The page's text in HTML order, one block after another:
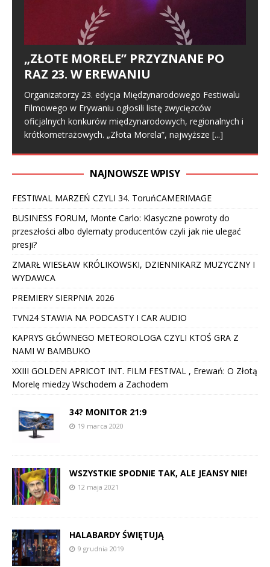
„ZŁOTE MORELE” PRZYZNANE PO
RAZ 23. W EREWANIU
Organizatorzy 23. edycja Międzynarodowego Festiwalu
Filmowego w Erywaniu ogłosili listę zwycięzców
oficjalnych konkurów międzynarodowych, regionalnych i
krótkometrażowych. „Złota Morela”, najwyższe [...]
NAJNOWSZE WPISY
FESTIWAL MARZEŃ CZYLI 34. ToruńCAMERIMAGE
BUSINESS FORUM, Monte Carlo: Klasyczne powroty do
przeszłości albo dylematy producentów czyli jak nie ulegać
presji?
ZMARŁ WIESŁAW KRÓLIKOWSKI, DZIENNIKARZ MUZYCZNY I
WYDAWCA
PREMIERY SIERPNIA 2026
TVN24 STAWIA NA PODCASTY I CAR AUDIO
KAPRYS GŁÓWNEGO METEOROLOGA CZYLI KTOŚ GRA Z
NAMI W BAMBUKO
XXIII GOLDEN APRICOT INT. FILM FESTIVAL , Erewań: O Złotą
Morelę miedzy Wschodem a Zachodem
34? MONITOR 21:9
19 marca 2020
WSZYSTKIE SPODNIE TAK, ALE JEANSY NIE!
12 maja 2021
HALABARDY ŚWIĘTUJĄ
9 grudnia 2019